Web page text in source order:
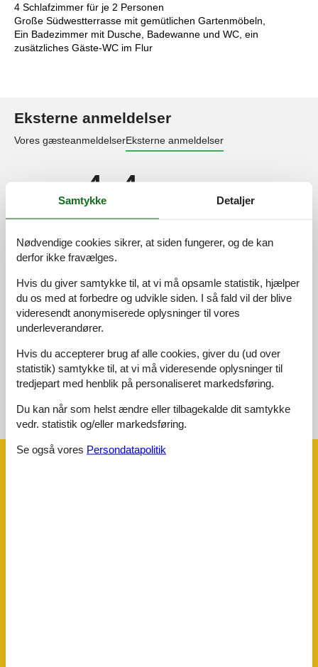
4 Schlafzimmer für je 2 Personen
Große Südwestterrasse mit gemütlichen Gartenmöbeln,
Ein Badezimmer mit Dusche, Badewanne und WC, ein
zusätzliches Gäste-WC im Flur
Eksterne anmeldelser
Vores gæsteanmeldelserEksterne anmeldelser
4,4
Rengøring:
Beliggenhed:
Værdi for pengene:
Ingen detaljerede eksterne anmeldelser
Se nabo emner Se solens gang om emnet
Samtykke Detaljer
Nødvendige cookies sikrer, at siden fungerer, og de kan
derfor ikke fravælges.
Hvis du giver samtykke til, at vi må opsamle statistik, hjælper
du os med at forbedre og udvikle siden. I så fald vil der blive
videresendt anonymiserede oplysninger til vores
underleverandører.
Hvis du accepterer brug af alle cookies, giver du (ud over
statistik) samtykke til, at vi må videresende oplysninger til
tredjepart med henblik på personaliseret markedsføring.
Du kan når som helst ændre eller tilbagekalde dit samtykke
vedr. statistik og/eller markedsføring.
Se også vores Persondatapolitik